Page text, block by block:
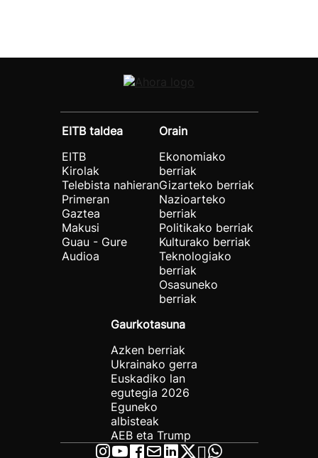
EITB taldea
EITB
Kirolak
Telebista nahieran
Primeran
Gaztea
Makusi
Guau - Gure
Audioa
Orain
Ekonomiako
berriak
Gizarteko berriak
Nazioarteko
berriak
Politikako berriak
Kulturako berriak
Teknologiako
berriak
Osasuneko
berriak
Gaurkotasuna
Azken berriak
Ukrainako gerra
Euskadiko lan
egutegia 2026
Eguneko
albisteak
AEB eta Trump